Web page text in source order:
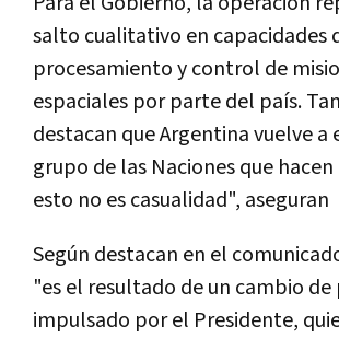
salto cualitativo en capacidades
procesamiento y control de
espaciales por parte del país.
destacan que Argentina vuelve a
grupo de las Naciones que
esto no es casualidad", aseguran
Según destacan en el
"es el resultado de un cambio
impulsado por el Presidente,